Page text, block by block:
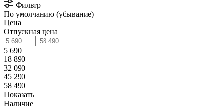
Фильтр
По умолчанию (убывание)
Цена
Отпускная цена
5 690
18 890
32 090
45 290
58 490
Показать
Наличие